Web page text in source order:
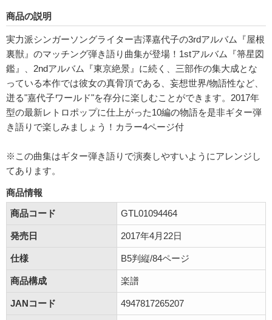
商品の説明
実力派シンガーソングライター吉澤嘉代子の3rdアルバム『屋根
裏獣』のマッチング弾き語り曲集が登場！1stアルバム『箒星図
鑑』、2ndアルバム『東京絶景』に続く、三部作の集大成とな
っている本作では彼女の真骨頂である、妄想世界/物語性など、
迸る"嘉代子ワールド"を存分に楽しむことができます。2017年
型の最新レトロポップに仕上がった10編の物語を是非ギター弾
き語りで楽しみましょう！カラー4ページ付
※この曲集はギター弾き語りで演奏しやすいようにアレンジし
てあります。
商品情報
商品コード
GTL01094464
発売日 2017年4月22日
仕様 B5判縦/84ページ
商品構成 楽譜
JANコード 4947817265207